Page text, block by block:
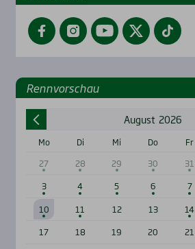
FacebookInstagramYouTubeTwitterTikTok
Renn­vor­schau
August 2026
Mo Di Mi Do Fr
27
28 29 30 31
3
4 5 6 7
10
11 12 13 14
17
18 19 20 21